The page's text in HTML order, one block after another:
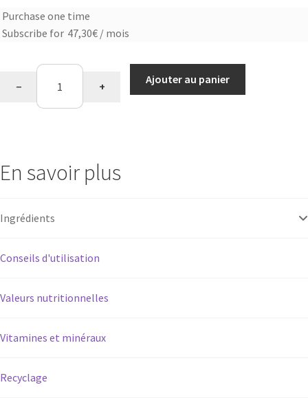
Choose
purchase
Purchase one time
Subscribe for 47,30€ / mois
quantité
− +
Ajouter au panier
En savoir plus
Ingrédients
Conseils d'utilisation
Valeurs nutritionnelles
Vitamines et minéraux
Recyclage